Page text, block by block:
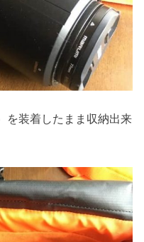
を装着したまま収納出来